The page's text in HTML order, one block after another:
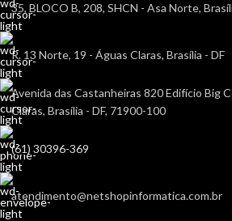
35, BLOCO B, 208, SHCN - Asa Norte,
R. 13 Norte, 19 - Águas Claras, Brasília - DF
Avenida das Castanheiras 820 Edifício Big
Claras, Brasília - DF, 71900-100
(61) 30396-369
atendimento@netshopinformatica.com.br